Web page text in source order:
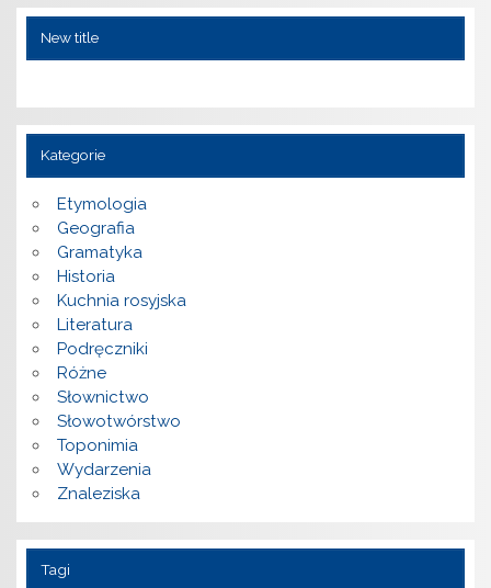
New title
Kategorie
Etymologia
Geografia
Gramatyka
Historia
Kuchnia rosyjska
Literatura
Podręczniki
Różne
Słownictwo
Słowotwórstwo
Toponimia
Wydarzenia
Znaleziska
Tagi